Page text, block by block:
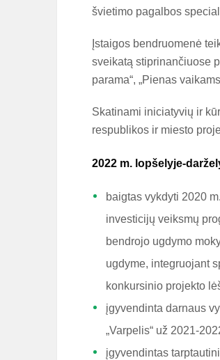
švietimo pagalbos
Įstaigos bendruomenė
sveikatą stiprinančiuose
parama“, „Pienas
Skatinami iniciatyvių ir
respublikos ir miesto
2022 m. lopšelyje-
baigtas vykdyti 2020
investicijų veiksmų
bendrojo ugdymo
ugdyme, integruojant
konkursinio projekto
įgyvendinta darnaus
„Varpelis“ už 2021-
įgyvendintas